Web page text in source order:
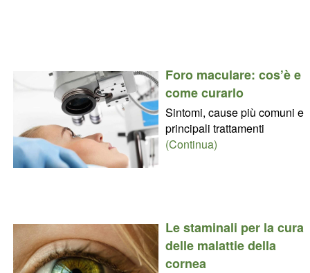
Foro maculare: cos’è e
come curarlo
Sintomi, cause più comuni e
principali trattamenti
(Continua)
Le staminali per la cura
delle malattie della
cornea